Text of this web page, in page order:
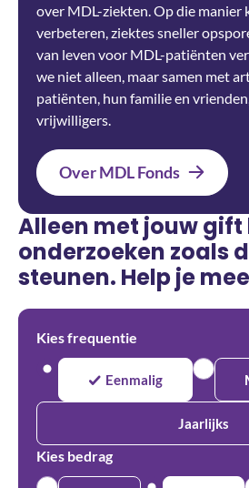
over MDL-ziekten. Op die manier
verbeteren, ziektes sneller
van leven voor MDL-patiënten
we niet alleen, maar samen met
patiënten, hun familie en
vrijwilligers.
Over MDL Fonds
Alleen met jouw gift
onderzoeken zoals
steunen. Help je
Kies frequentie
Eenmalig
Jaarlijks
Kies bedrag